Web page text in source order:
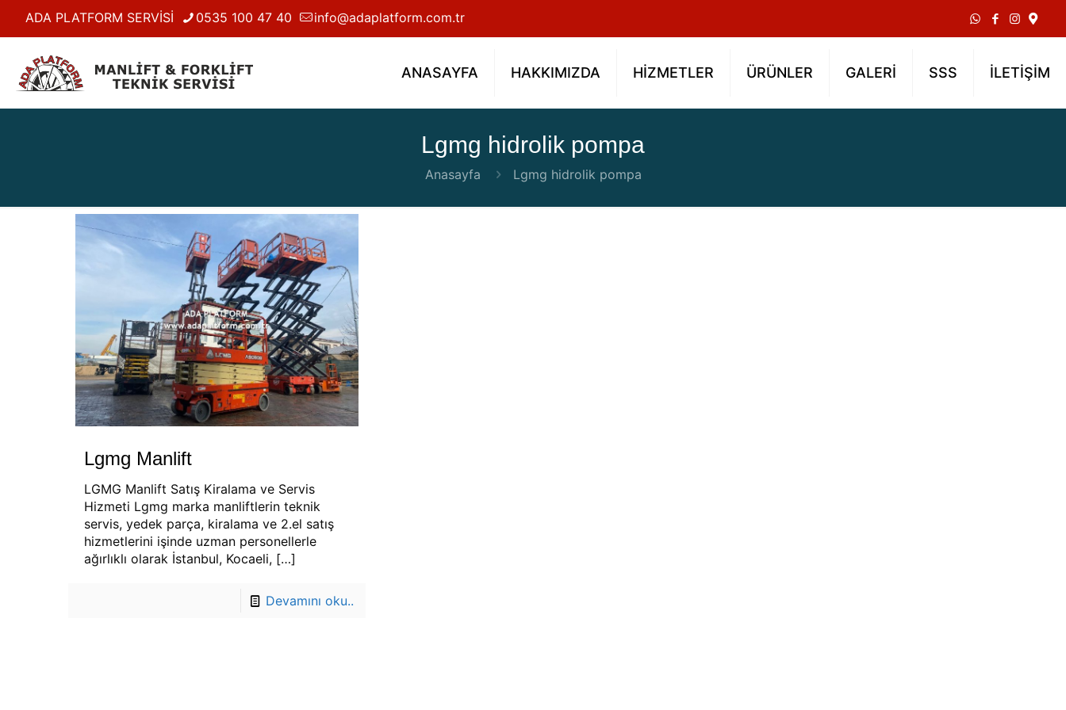
ADA PLATFORM SERVİSİ 0535 100 47 40 info@adaplatform.com.tr
ANASAYFA HAKKIMIZDA HİZMETLER ÜRÜNLER GALERİ SSS İLETİŞİM
Lgmg hidrolik pompa
Anasayfa Lgmg hidrolik pompa
Lgmg Manlift
LGMG Manlift Satış Kiralama ve Servis
Hizmeti Lgmg marka manliftlerin teknik
servis, yedek parça, kiralama ve 2.el satış
hizmetlerini işinde uzman personellerle
ağırlıklı olarak İstanbul, Kocaeli,[…]
Devamını oku..